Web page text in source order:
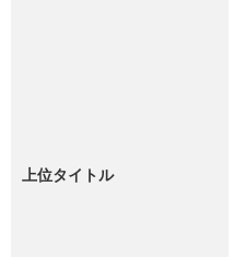
上位タイトル